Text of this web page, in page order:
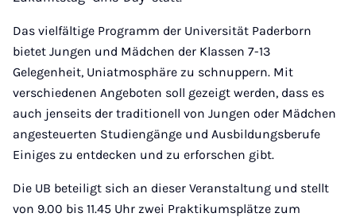
Das vielfältige Programm der Universität Paderborn
bietet Jungen und Mädchen der Klassen 7-13
Gelegenheit, Uniatmosphäre zu schnuppern. Mit
verschiedenen Angeboten soll gezeigt werden, dass es
auch jenseits der traditionell von Jungen oder Mädchen
angesteuerten Studiengänge und Ausbildungsberufe
Einiges zu entdecken und zu erforschen gibt.
Die UB beteiligt sich an dieser Veranstaltung und stellt
von 9.00 bis 11.45 Uhr zwei Praktikumsplätze zum